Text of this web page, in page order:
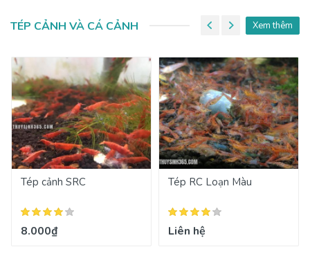
TÉP CẢNH VÀ CÁ CẢNH Xem thêm
Tép cảnh SRC
8.000₫
Tép RC Loạn Màu
Liên hệ